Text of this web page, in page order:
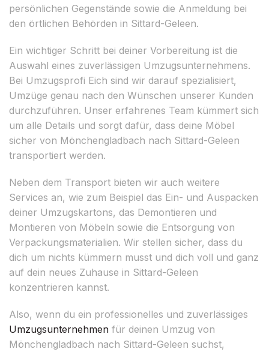
persönlichen Gegenstände sowie die Anmeldung bei
den örtlichen Behörden in Sittard-Geleen.
Ein wichtiger Schritt bei deiner Vorbereitung ist die
Auswahl eines zuverlässigen Umzugsunternehmens.
Bei Umzugsprofi Eich sind wir darauf spezialisiert,
Umzüge genau nach den Wünschen unserer Kunden
durchzuführen. Unser erfahrenes Team kümmert sich
um alle Details und sorgt dafür, dass deine Möbel
sicher von Mönchengladbach nach Sittard-Geleen
transportiert werden.
Neben dem Transport bieten wir auch weitere
Services an, wie zum Beispiel das Ein- und Auspacken
deiner Umzugskartons, das Demontieren und
Montieren von Möbeln sowie die Entsorgung von
Verpackungsmaterialien. Wir stellen sicher, dass du
dich um nichts kümmern musst und dich voll und ganz
auf dein neues Zuhause in Sittard-Geleen
konzentrieren kannst.
Also, wenn du ein professionelles und zuverlässiges
Umzugsunternehmen für deinen Umzug von
Mönchengladbach nach Sittard-Geleen suchst,